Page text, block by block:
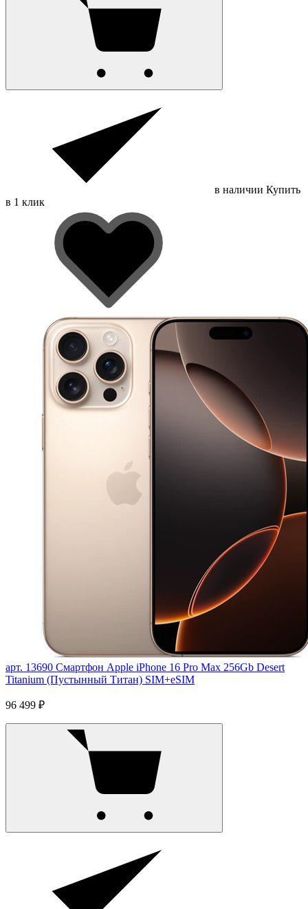
в наличии Купить
в 1 клик
арт. 13690 Смартфон Apple iPhone 16 Pro Max 256Gb Desert
Titanium (Пустынный Титан) SIM+eSIM
96 499 ₽